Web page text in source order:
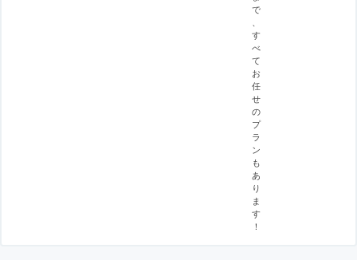
で
す
べ
て
お
任
せ
の
プ
ラ
ン
も
あ
り
ま
す
！